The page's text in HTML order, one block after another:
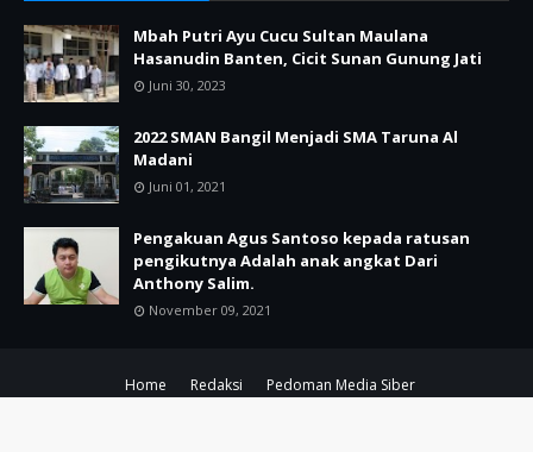
Mbah Putri Ayu Cucu Sultan Maulana
Hasanudin Banten, Cicit Sunan Gunung Jati
Juni 30, 2023
2022 SMAN Bangil Menjadi SMA Taruna Al
Madani
Juni 01, 2021
Pengakuan Agus Santoso kepada ratusan
pengikutnya Adalah anak angkat Dari
Anthony Salim.
November 09, 2021
Home Redaksi
Pedoman Media Siber